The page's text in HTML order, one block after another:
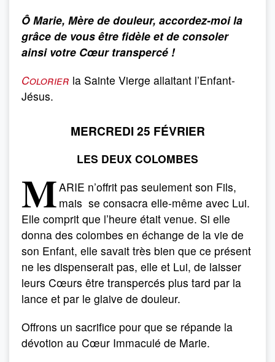
Ô Marie, Mère de douleur, accordez-moi la
grâce de vous être fidèle et de consoler
ainsi votre Cœur transpercé !
Colorier la Sainte Vierge allaitant l’Enfant-
Jésus.
MERCREDI 25 FÉVRIER
LES DEUX COLOMBES
MARIE n’offrit pas seulement son Fils,
mais se consacra elle-même avec Lui.
Elle comprit que l’heure était venue. Si elle
donna des colombes en échange de la vie de
son Enfant, elle savait très bien que ce présent
ne les dispenserait pas, elle et Lui, de laisser
leurs Cœurs être transpercés plus tard par la
lance et par le glaive de douleur.
Offrons un sacrifice pour que se répande la
dévotion au Cœur Immaculé de Marie.